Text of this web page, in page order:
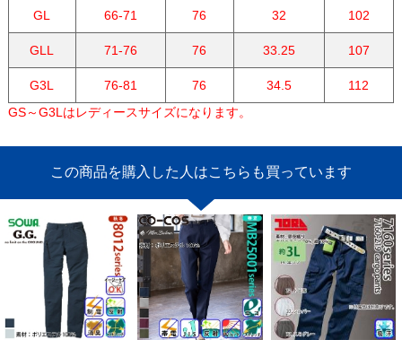
GL 66-71 76 32 102
GLL 71-76 76 33.25 107
G3L 76-81 76 34.5
112
GS～G3Lはレディースサイズになります。
この商品を購入した人はこちらも買っています